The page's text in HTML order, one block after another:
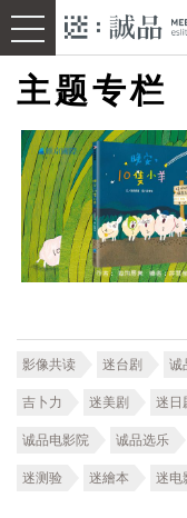
主题专栏
影像共读 迷台剧 诚
吉卜力 迷美剧 迷日
诚品电影院 诚品选乐
迷测验 迷繪本 迷电